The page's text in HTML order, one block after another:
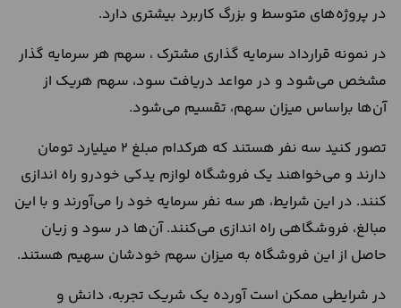
در پروژه‌های متوسط و بزرگ کاربرد بیشتری دارد.
در نمونه قرارداد سرمایه گذاری مشترک ، سهم هر سرمایه گذار
مشخص می‌شود و در مواعد دریافت سود، سهم هریک از
آن‌ها براساس میزان سهم، تقسیم می‌شود.
تصور کنید سه نفر هستند که هرکدام مبلغ ۲ میلیارد تومان
دارند و می‌خواهند یک فروشگاه لوازم یدکی خودرو راه‌ اندازی
کنند. در این شرایط، هر سه نفر سرمایه خود را می‌آورند و با این
مبالغ، فروشگاهی راه‌ اندازی می‌کنند. آن‌ها در سود و زیان
حاصل از این فروشگاه به میزان سهم خودشان سهیم هستند.
در شرایطی ممکن است آورده یک شریک تجربه، دانش و